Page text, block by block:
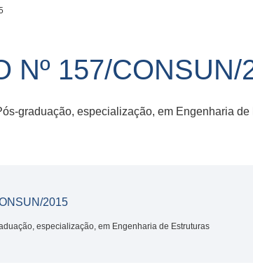
Nº 157/CONSUN/
graduação, especialização, em Engenharia de
2015
especialização, em Engenharia de Estruturas